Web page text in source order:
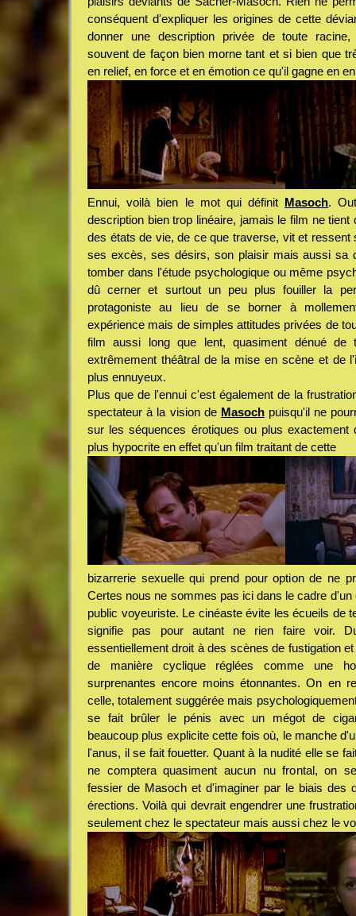
conséquent d'expliquer les origines de cette
donner une description privée de toute racine,
souvent de façon bien morne tant et si bien que
en relief, en force et en émotion ce qu'il gagne en
Ennui, voilà bien le mot qui définit Masoch.
description bien trop linéaire, jamais le film ne
des états de vie, de ce que traverse, vit et ressent
ses excès, ses désirs, son plaisir mais aussi sa
tomber dans l'étude psychologique ou même
dû cerner et surtout un peu plus fouiller la
protagoniste au lieu de se borner à
expérience mais de simples attitudes privées de
film aussi long que lent, quasiment dénué de
extrêmement théâtral de la mise en scène et de
plus ennuyeux.
Plus que de l'ennui c'est également de la
spectateur à la vision de Masochpuisqu'il ne
sur les séquences érotiques ou plus exactement
plus hypocrite en effet qu'un film traitant de cette
bizarrerie sexuelle qui prend pour option de ne
Certes nous ne sommes pas ici dans le cadre d'un
public voyeuriste. Le cinéaste évite les écueils de
signifie pas pour autant ne rien faire voir.
essentiellement droit à des scènes de fustigation
de manière cyclique réglées comme une
surprenantes encore moins étonnantes. On en
celle, totalement suggérée mais
se fait brûler le pénis avec un mégot de
beaucoup plus explicite cette fois où, le manche
l'anus, il se fait fouetter. Quant à la nudité elle se
ne comptera quasiment aucun nu frontal, on
fessier de Masoch et d'imaginer par le biais des
érections. Voilà qui devrait engendrer une
seulement chez le spectateur mais aussi chez le